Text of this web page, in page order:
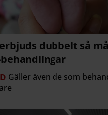
dubbelt så
behandlingar
Gäller även de som